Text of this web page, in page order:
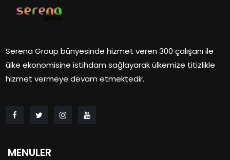
Serena Group bünyesinde hizmet veren 300 çalışanı ile
ülke ekonomisine istihdam sağlayarak ülkemize titizlikle
hizmet vermeye devam etmektedir.
MENULER